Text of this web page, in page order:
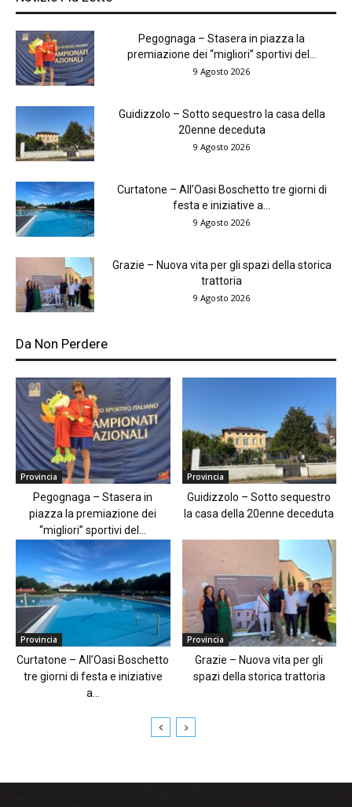
Pegognaga – Stasera in piazza la
premiazione dei “migliori” sportivi del...
9 Agosto 2026
Guidizzolo – Sotto sequestro la casa della
20enne deceduta
9 Agosto 2026
Curtatone – All’Oasi Boschetto tre giorni di
festa e iniziative a...
9 Agosto 2026
Grazie – Nuova vita per gli spazi della storica
trattoria
9 Agosto 2026
Da Non Perdere
Provincia
Pegognaga – Stasera in
piazza la premiazione dei
“migliori” sportivi del...
Provincia
Guidizzolo – Sotto sequestro
la casa della 20enne deceduta
Provincia
Curtatone – All’Oasi Boschetto
tre giorni di festa e iniziative
a...
Provincia
Grazie – Nuova vita per gli
spazi della storica trattoria